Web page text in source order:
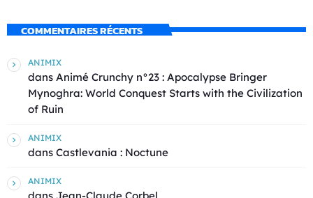
COMMENTAIRES RÉCENTS
ANIMIX
dans Animé Crunchy n°23 : Apocalypse Bringer
Mynoghra: World Conquest Starts with the Civilization
of Ruin
ANIMIX
dans Castlevania : Noctune
ANIMIX